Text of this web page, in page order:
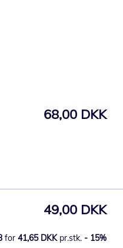
68,00 DKK
49,00 DKK
for 41,65 DKK pr.stk. - 15%